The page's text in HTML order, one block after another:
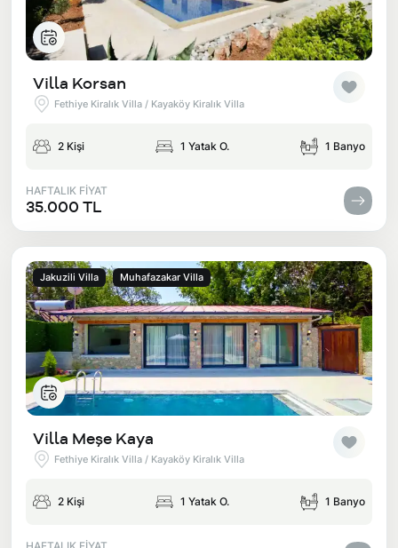
Villa Korsan
Fethiye Kiralık Villa / Kayaköy Kiralık Villa
2 Kişi 1 Yatak O. 1 Banyo
HAFTALIK FİYAT
35.000 TL
Jakuzili Villa Muhafazakar Villa
Villa Meşe Kaya
Fethiye Kiralık Villa / Kayaköy Kiralık Villa
2 Kişi 1 Yatak O. 1 Banyo